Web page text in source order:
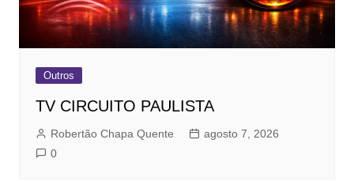
Outros
TV CIRCUITO PAULISTA
Robertão Chapa Quente
agosto 7, 2026
0